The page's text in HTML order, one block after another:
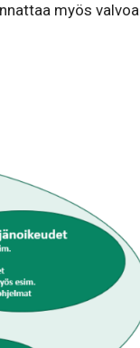
myös valvoa